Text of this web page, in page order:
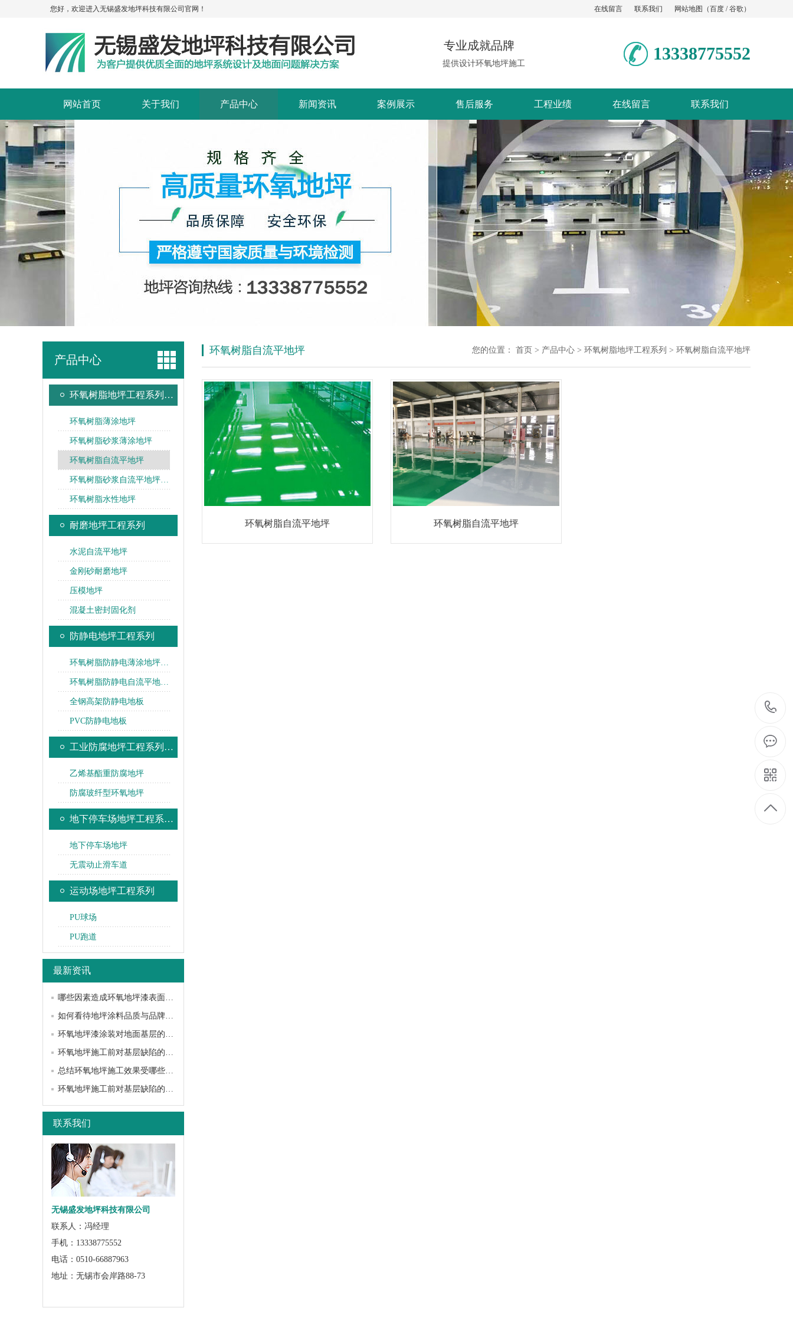
您好，欢迎进入无锡盛发地坪科技有限公司官网！ 在线留言 联系我们 网站地图 （百度 /谷歌 ）
专业成就品牌
提供设计环氧地坪施工
13338775552
网站首页 关于我们 产品中心 新闻资讯 案例展示 售后服务 工程业绩 在线留言 联系我们
产品中心
环氧树脂地坪工程系列…
环氧树脂薄涂地坪
环氧树脂砂浆薄涂地坪
环氧树脂自流平地坪
环氧树脂砂浆自流平地坪…
环氧树脂水性地坪
耐磨地坪工程系列
水泥自流平地坪
金刚砂耐磨地坪
压模地坪
混凝土密封固化剂
防静电地坪工程系列
环氧树脂防静电薄涂地坪…
环氧树脂防静电自流平地…
全钢高架防静电地板
PVC防静电地板
工业防腐地坪工程系列…
乙烯基酯重防腐地坪
防腐玻纤型环氧地坪
地下停车场地坪工程系…
地下停车场地坪
无震动止滑车道
运动场地坪工程系列
PU球场
PU跑道
最新资讯
哪些因素造成环氧地坪漆表面黯淡无光？
如何看待地坪涂料品质与品牌之间的关系？
环氧地坪漆涂装对地面基层的要求和常见处理
环氧地坪施工前对基层缺陷的处理方法
总结环氧地坪施工效果受哪些因素影响
环氧地坪施工前对基层缺陷的处理方法
联系我们
无锡盛发地坪科技有限公司
联系人：冯经理
手机：13338775552
电话：0510-66887963
地址：无锡市会岸路88-73
环氧树脂自流平地坪 您的位置： 首页 > 产品中心 > 环氧树脂地坪工程系列 > 环氧树脂自流平地坪
环氧树脂自流平地坪 环氧树脂自流平地坪